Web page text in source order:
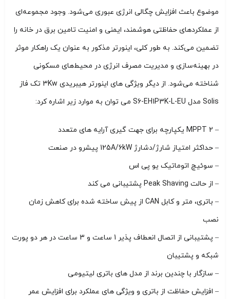
موضوع باعث افزایش چگالی انرژی عبوری می‌شود. وجود مجموعه‌ای
از عملکردهای حفاظتی هوشمند، ایمنی و امنیت تامین برق در خانه را
تضمین می‌کند. به طور کلی، اینورتر مذکور به عنوان یک راهکار موثر
در بهینه‌سازی و مدیریت مصرف انرژی در محیط‌های مسکونی
شناخته می‌شود. از دیگر ویژگی های اینورتر هیبریدی 3Kw تک فاز
Solis مدل S6-EH1P3K-L-EU می توان به موارد زیر اشاره کرد:
– 2 MPPT یکپارچه برای جهت گیری آرایه های متعدد
– حداکثر امتیاز شارژ/دشارژ 125A/6kW پیشرو در صنعت
– سوئیچ اتوماتیک یو پی اس
– از حالت Peak Shaving پشتیبانی می کند
– باتری، متر و کابل CAN از پیش ساخته شده برای کاهش زمان
نصب
– پشتیبانی از اتصال انعطاف پذیر 1 ساعت و 3 ساعت در هر دو پورت
شبکه و پشتیبان
– سازگار با چندین برند از مدل های باتری لیتیومی
– افزایش حفاظت از باتری و ویژگی های عملکرد برای افزایش عمر